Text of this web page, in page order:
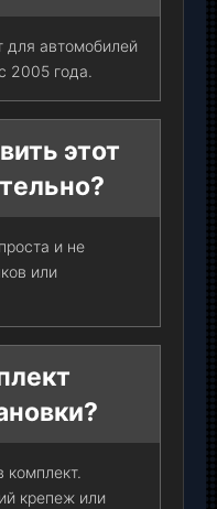
для автомобилей
2005 года.
этот
и не
или
комплект.
крепеж или